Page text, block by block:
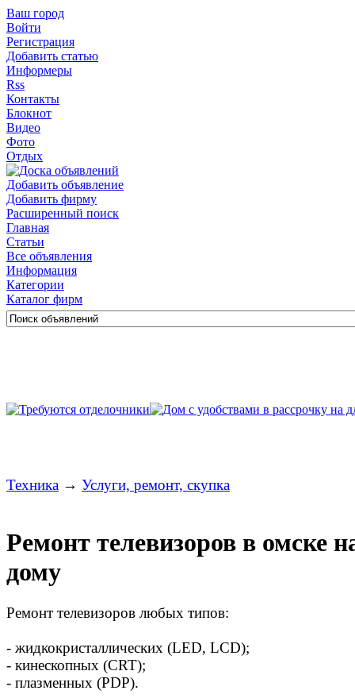
Ваш город
Войти
Регистрация
Добавить статью
Информеры
Rss
Контакты
Блокнот
Видео
Фото
Отдых
Добавить объявление
Добавить фирму
Расширенный поиск
Главная
Статьи
Все объявления
Информация
Категории
Каталог фирм
Техника → Услуги, ремонт, скупка
Ремонт телевизоров в омске
дому
Ремонт телевизоров любых типов:
- жидкокристаллических (LED, LCD);
- кинескопных (CRT);
- плазменных (PDP).